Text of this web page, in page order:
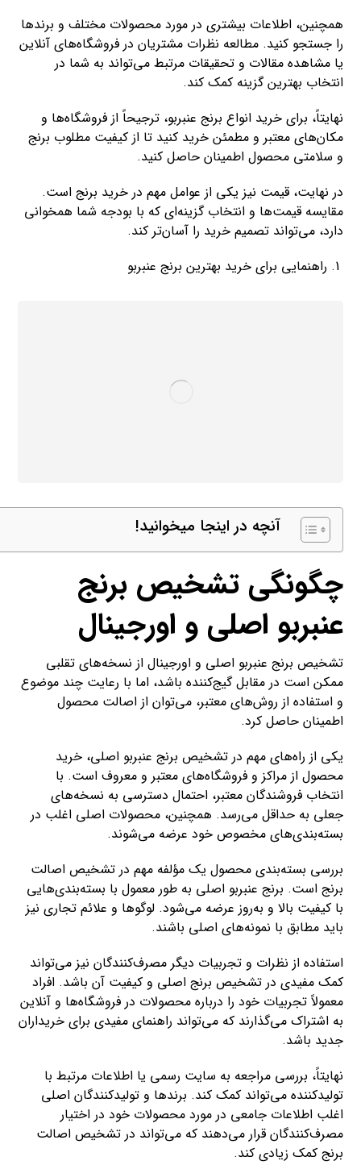
همچنین، اطلاعات بیشتری در مورد محصولات مختلف و برندها
را جستجو کنید. مطالعه نظرات مشتریان در فروشگاه‌های آنلاین
یا مشاهده مقالات و تحقیقات مرتبط می‌تواند به شما در
انتخاب بهترین گزینه کمک کند.
نهایتاً، برای خرید انواع برنج عنبربو، ترجیحاً از فروشگاه‌ها و
مکان‌های معتبر و مطمئن خرید کنید تا از کیفیت مطلوب برنج
و سلامتی محصول اطمینان حاصل کنید.
در نهایت، قیمت نیز یکی از عوامل مهم در خرید برنج است.
مقایسه قیمت‌ها و انتخاب گزینه‌ای که با بودجه شما همخوانی
دارد، می‌تواند تصمیم خرید را آسان‌تر کند.
راهنمایی برای خرید بهترین برنج عنبربو
آنچه در اینجا میخوانید!
چگونگی تشخیص برنج
عنبربو اصلی و اورجینال
تشخیص برنج عنبربو اصلی و اورجینال از نسخه‌های تقلبی
ممکن است در مقابل گیج‌کننده باشد، اما با رعایت چند موضوع
و استفاده از روش‌های معتبر، می‌توان از اصالت محصول
اطمینان حاصل کرد.
یکی از راه‌های مهم در تشخیص برنج عنبربو اصلی، خرید
محصول از مراکز و فروشگاه‌های معتبر و معروف است. با
انتخاب فروشندگان معتبر، احتمال دسترسی به نسخه‌های
جعلی به حداقل می‌رسد. همچنین، محصولات اصلی اغلب در
بسته‌بندی‌های مخصوص خود عرضه می‌شوند.
بررسی بسته‌بندی محصول یک مؤلفه مهم در تشخیص اصالت
برنج است. برنج عنبربو اصلی به طور معمول با بسته‌بندی‌هایی
با کیفیت بالا و به‌روز عرضه می‌شود. لوگوها و علائم تجاری نیز
باید مطابق با نمونه‌های اصلی باشند.
استفاده از نظرات و تجربیات دیگر مصرف‌کنندگان نیز می‌تواند
کمک مفیدی در تشخیص برنج اصلی و کیفیت آن باشد. افراد
معمولاً تجربیات خود را درباره محصولات در فروشگاه‌ها و آنلاین
به اشتراک می‌گذارند که می‌تواند راهنمای مفیدی برای خریداران
جدید باشد.
نهایتاً، بررسی مراجعه به سایت رسمی یا اطلاعات مرتبط با
تولیدکننده می‌تواند کمک کند. برندها و تولیدکنندگان اصلی
اغلب اطلاعات جامعی در مورد محصولات خود در اختیار
مصرف‌کنندگان قرار می‌دهند که می‌تواند در تشخیص اصالت
برنج کمک زیادی کند.